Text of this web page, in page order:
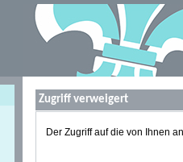
Zugriff verweigert
Der Zugriff auf die von Ihnen